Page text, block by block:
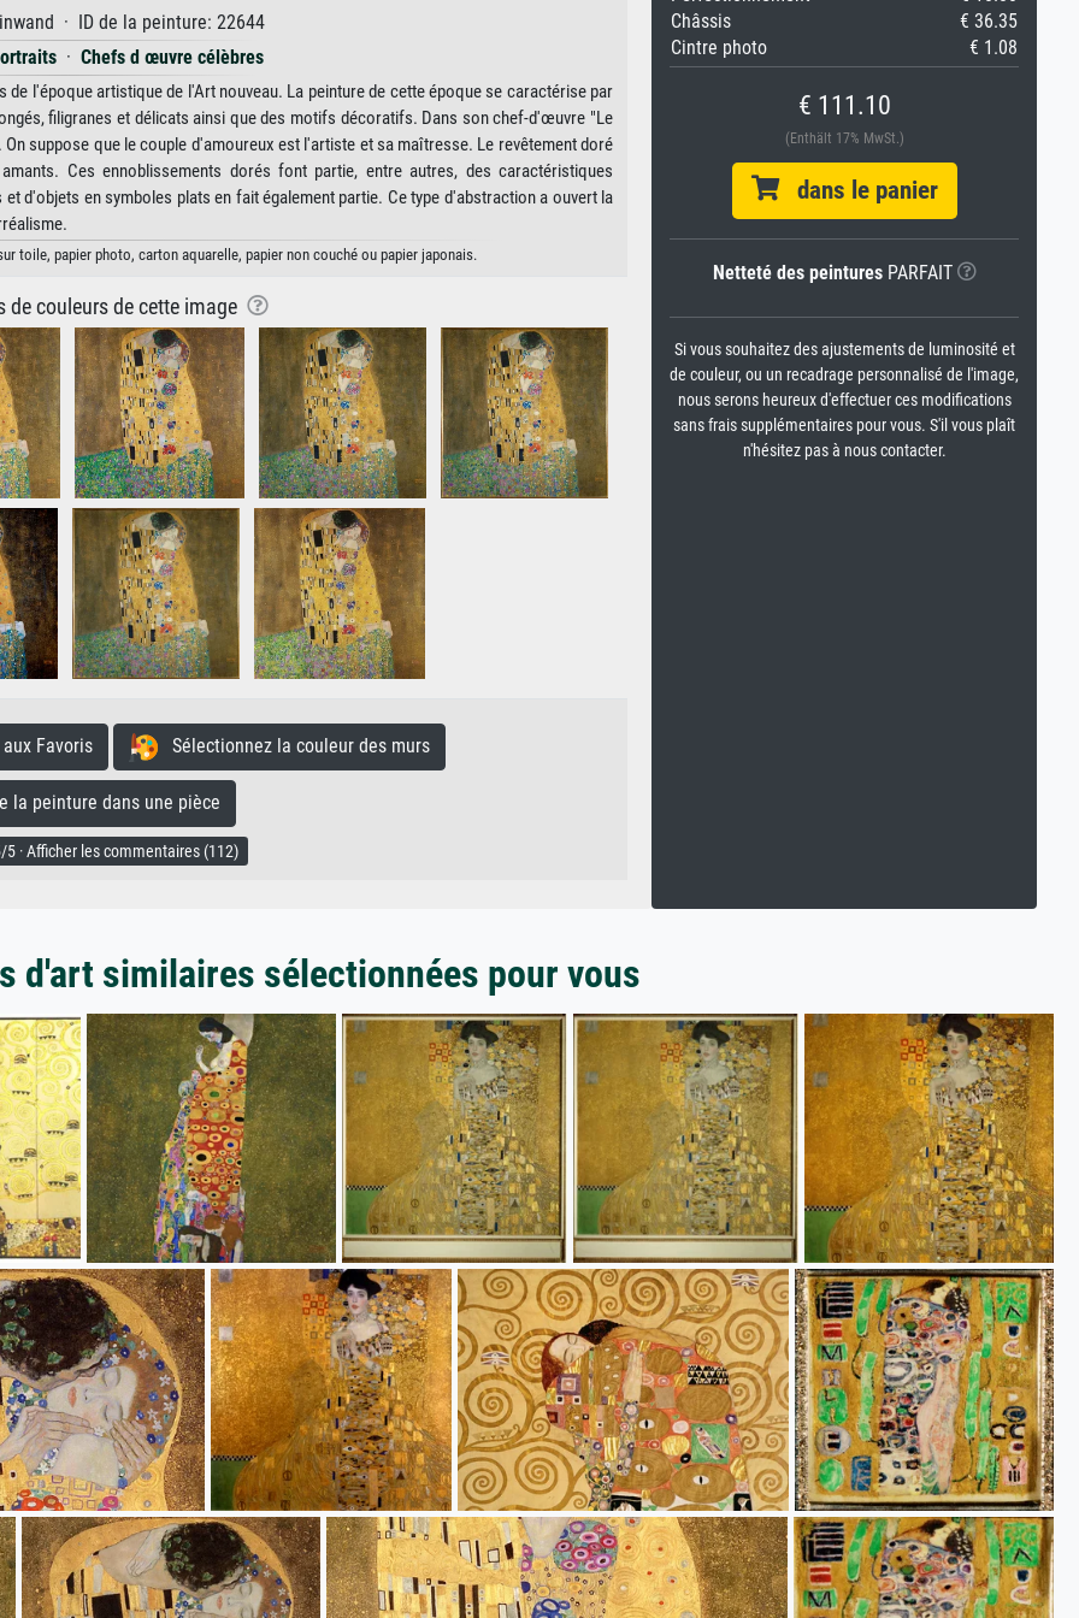
· ID de la peinture: 22644
· Chefs d œuvre célèbres
l'époque artistique de l'Art nouveau. La peinture de cette époque se caractérise par
filigranes et délicats ainsi que des motifs décoratifs. Dans son chef-d'œuvre "Le
suppose que le couple d'amoureux est l'artiste et sa maîtresse. Le revêtement doré
Ces ennoblissements dorés font partie, entre autres, des caractéristiques
d'objets en symboles plats en fait également partie. Ce type d'abstraction a ouvert la
toile, papier photo, carton aquarelle, papier non couché ou papier japonais.
de couleurs de cette image
Favoris Sélectionnez la couleur des murs
peinture dans une pièce
· Afficher les commentaires (112)
Châssis
€ 36.35
Cintre photo
€ 1.08
€ 111.10
(Enthält 17% MwSt.)
dans le panier
Netteté des peinturesPARFAIT
Si vous souhaitez des ajustements de luminosité et
de couleur, ou un recadrage personnalisé de l'image,
nous serons heureux d'effectuer ces modifications
sans frais supplémentaires pour vous. S'il vous plaît
n'hésitez pas à nous contacter.
d'art similaires sélectionnées pour vous